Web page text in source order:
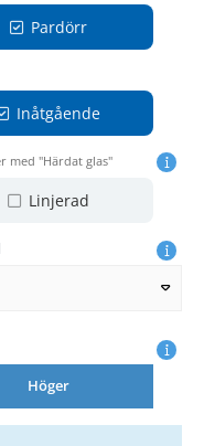
Pardörr
Inåtgående
med "Härdat glas"
Linjerad
Höger